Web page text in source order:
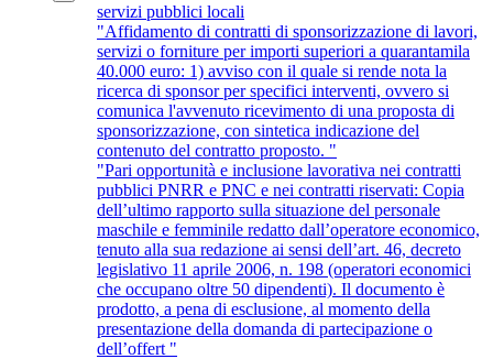
servizi pubblici locali
"Affidamento di contratti di sponsorizzazione di lavori,
servizi o forniture per importi superiori a quarantamila
40.000 euro: 1) avviso con il quale si rende nota la
ricerca di sponsor per specifici interventi, ovvero si
comunica l'avvenuto ricevimento di una proposta di
sponsorizzazione, con sintetica indicazione del
contenuto del contratto proposto. "
"Pari opportunità e inclusione lavorativa nei contratti
pubblici PNRR e PNC e nei contratti riservati: Copia
dell’ultimo rapporto sulla situazione del personale
maschile e femminile redatto dall’operatore economico,
tenuto alla sua redazione ai sensi dell’art. 46, decreto
legislativo 11 aprile 2006, n. 198 (operatori economici
che occupano oltre 50 dipendenti). Il documento è
prodotto, a pena di esclusione, al momento della
presentazione della domanda di partecipazione o
dell’offert "